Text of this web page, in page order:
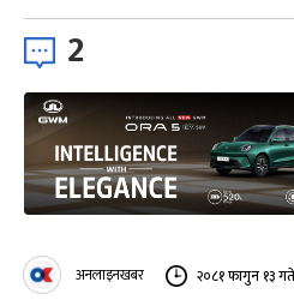
2
अनलाइनखबर २०८१ फागुन १३